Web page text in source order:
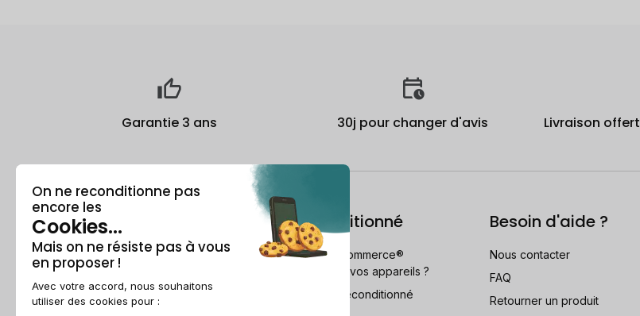
Garantie 3 ans 30j pour changer d'avis Livraison
À propos
Qui est Recommerce® ?
Parrainage
Le reconditionné
Comment Recommerce®
reconditionne vos appareils ?
Le Guide du reconditionné
Besoin d'aide ?
Nous contacter
FAQ
Retourner un produit